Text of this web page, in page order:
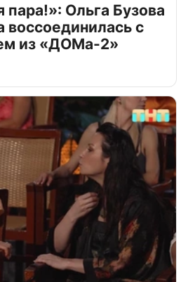
Ольга Бузова
воссоединилась с
из «ДОМа-2»